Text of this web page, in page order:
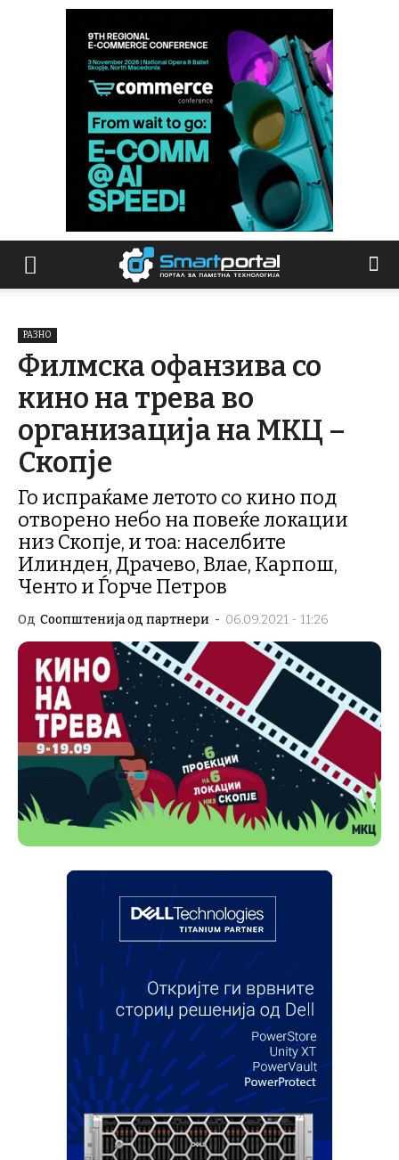
РАЗНО
Филмска офанзива со
кино на трева во
организација на МКЦ –
Скопје
Го испраќаме летото со кино под
отворено небо на повеќе локации
низ Скопје, и тоа: населбите
Илинден, Драчево, Влае, Карпош,
Ченто и Ѓорче Петров
Од Соопштенија од партнери - 06.09.2021 - 11:26